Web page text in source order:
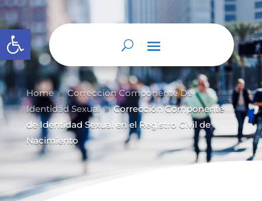
Abrir barra de herramientas
Home 9 Corrección Componente De
Identidad Sexual 9 Corrección Componente
de Identidad Sexual en el Registro Civil de
Nacimiento